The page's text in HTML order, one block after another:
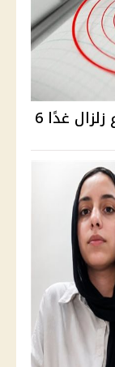
البحوث الفلكية تحسم مزاعم وقوع زلزال غدًا 6